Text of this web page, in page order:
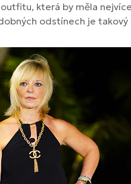
která by měla
odstínech je